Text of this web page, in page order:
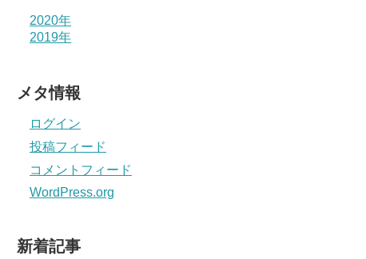
2020年
2019年
メタ情報
ログイン
投稿フィード
コメントフィード
WordPress.org
新着記事